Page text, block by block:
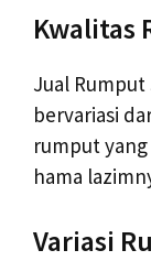
Kwalitas
Jual Rumput
bervariasi
rumput
hama
Variasi